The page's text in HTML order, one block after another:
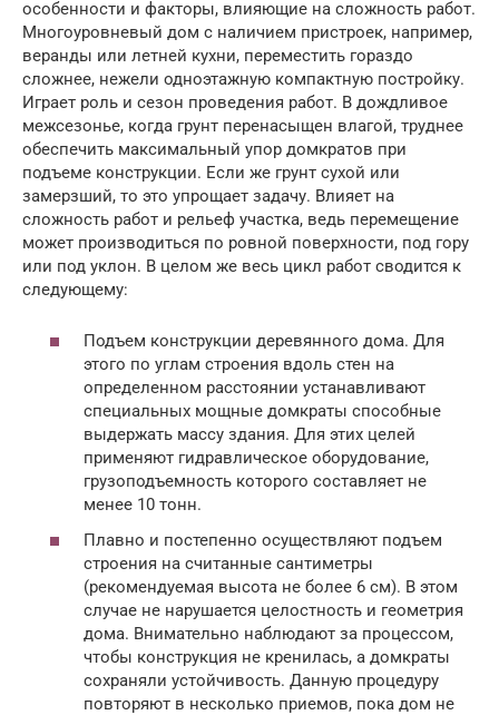
особенности и факторы, влияющие на сложность работ.
Многоуровневый дом с наличием пристроек, например,
веранды или летней кухни, переместить гораздо
сложнее, нежели одноэтажную компактную постройку.
Играет роль и сезон проведения работ. В дождливое
межсезонье, когда грунт перенасыщен влагой, труднее
обеспечить максимальный упор домкратов при
подъеме конструкции. Если же грунт сухой или
замерзший, то это упрощает задачу. Влияет на
сложность работ и рельеф участка, ведь перемещение
может производиться по ровной поверхности, под гору
или под уклон. В целом же весь цикл работ сводится к
следующему:
Подъем конструкции деревянного дома. Для
этого по углам строения вдоль стен на
определенном расстоянии устанавливают
специальных мощные домкраты способные
выдержать массу здания. Для этих целей
применяют гидравлическое оборудование,
грузоподъемность которого составляет не
менее 10 тонн.
Плавно и постепенно осуществляют подъем
строения на считанные сантиметры
(рекомендуемая высота не более 6 см). В этом
случае не нарушается целостность и геометрия
дома. Внимательно наблюдают за процессом,
чтобы конструкция не кренилась, а домкраты
сохраняли устойчивость. Данную процедуру
повторяют в несколько приемов, пока дом не